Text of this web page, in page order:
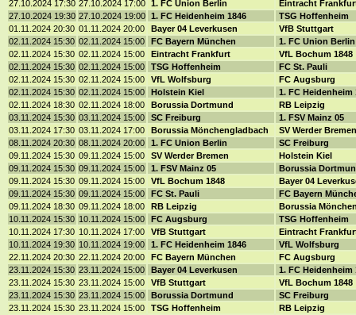
27.10.2024 17:30 27.10.2024 17:00 1. FC Union Berlin
Eintracht
27.10.2024 19:30 27.10.2024 19:00 1. FC Heidenheim 1846
TSG Hoffenheim
01.11.2024 20:30 01.11.2024 20:00 Bayer 04 Leverkusen
VfB Stuttgart
02.11.2024 15:30 02.11.2024 15:00 FC Bayern München
1. FC Union
02.11.2024 15:30 02.11.2024 15:00 Eintracht Frankfurt
VfL Bochum 1848
02.11.2024 15:30 02.11.2024 15:00 TSG Hoffenheim
FC St. Pauli
02.11.2024 15:30 02.11.2024 15:00 VfL Wolfsburg
FC Augsburg
02.11.2024 15:30 02.11.2024 15:00 Holstein Kiel
1. FC Heidenheim
02.11.2024 18:30 02.11.2024 18:00 Borussia Dortmund
RB Leipzig
03.11.2024 15:30 03.11.2024 15:00 SC Freiburg
1. FSV Mainz 05
03.11.2024 17:30 03.11.2024 17:00 Borussia Mönchengladbach
SV Werder
08.11.2024 20:30 08.11.2024 20:00 1. FC Union Berlin
SC Freiburg
09.11.2024 15:30 09.11.2024 15:00 SV Werder Bremen
Holstein Kiel
09.11.2024 15:30 09.11.2024 15:00 1. FSV Mainz 05
Borussia
09.11.2024 15:30 09.11.2024 15:00 VfL Bochum 1848
Bayer 04
09.11.2024 15:30 09.11.2024 15:00 FC St. Pauli
FC Bayern
09.11.2024 18:30 09.11.2024 18:00 RB Leipzig
Borussia
10.11.2024 15:30 10.11.2024 15:00 FC Augsburg
TSG Hoffenheim
10.11.2024 17:30 10.11.2024 17:00 VfB Stuttgart
Eintracht
10.11.2024 19:30 10.11.2024 19:00 1. FC Heidenheim 1846
VfL Wolfsburg
22.11.2024 20:30 22.11.2024 20:00 FC Bayern München
FC Augsburg
23.11.2024 15:30 23.11.2024 15:00 Bayer 04 Leverkusen
1. FC Heidenheim
23.11.2024 15:30 23.11.2024 15:00 VfB Stuttgart
VfL Bochum 1848
23.11.2024 15:30 23.11.2024 15:00 Borussia Dortmund
SC Freiburg
23.11.2024 15:30 23.11.2024 15:00 TSG Hoffenheim
RB Leipzig